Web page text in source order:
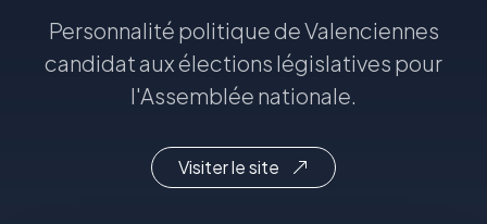
Personnalité politique de Valenciennes
candidat aux élections législatives pour
l'Assemblée nationale.
Visiter le site